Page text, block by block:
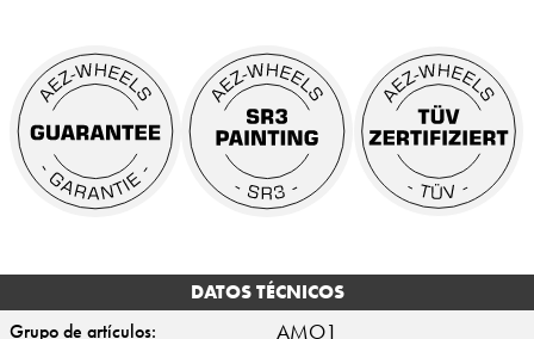
DATOS TÉCNICOS
Grupo de artículos:
AMO1